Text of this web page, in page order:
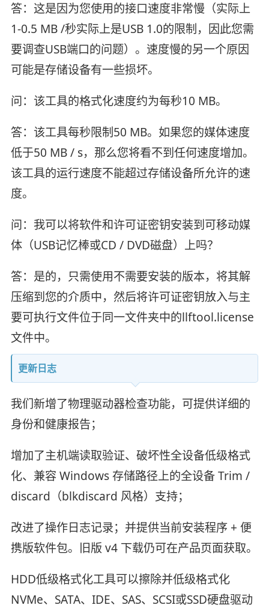
答：这是因为您使用的接口速度非常慢（实际上
1-0.5 MB /秒实际上是USB 1.0的限制，因此您需
要调查USB端口的问题）。速度慢的另一个原因
可能是存储设备有一些损坏。
问：该工具的格式化速度约为每秒10 MB。
答：该工具每秒限制50 MB。如果您的媒体速度
低于50 MB / s，那么您将看不到任何速度增加。
该工具的运行速度不能超过存储设备所允许的速
度。
问：我可以将软件和许可证密钥安装到可移动媒
体（USB记忆棒或CD / DVD磁盘）上吗？
答：是的，只需使用不需要安装的版本，将其解
压缩到您的介质中，然后将许可证密钥放入与主
要可执行文件位于同一文件夹中的llftool.license
文件中。
更新日志
我们新增了物理驱动器检查功能，可提供详细的
身份和健康报告；
增加了主机端读取验证、破坏性全设备低级格式
化、兼容 Windows 存储路径上的全设备 Trim /
discard（blkdiscard 风格）支持；
改进了操作日志记录；并提供当前安装程序 + 便
携版软件包。旧版 v4 下载仍可在产品页面获取。
HDD低级格式化工具可以擦除并低级格式化
NVMe、SATA、IDE、SAS、SCSI或SSD硬盘驱动